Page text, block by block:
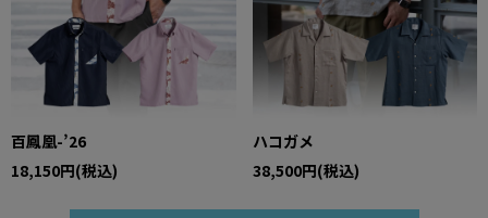
百鳳凰-’26
18,150円(税込)
ハコガメ
38,500円(税込)